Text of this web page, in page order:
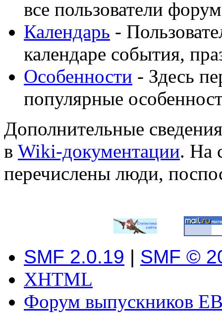
все пользователи
Календарь -
календаре события,
Особенности - Здесь
популярные
Дополнительные
в Wiki-документации. На
перечислены люди,
SMF 2.0.19 | SMF ©
XHTML
Форум выпускников